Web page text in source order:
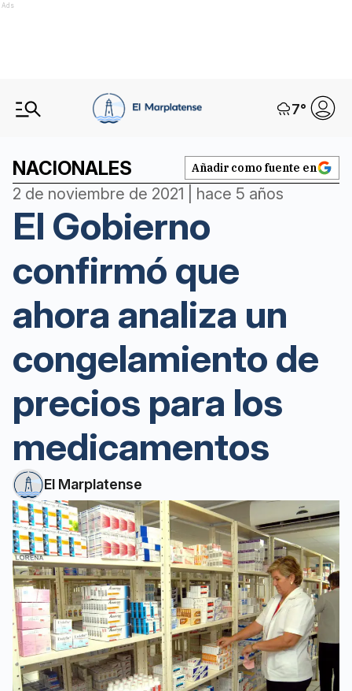
Ads
7°
NACIONALES Añadir como fuente en
2 de noviembre de 2021 | hace 5 años
El Gobierno
confirmó que
ahora analiza un
congelamiento de
precios para los
medicamentos
El Marplatense